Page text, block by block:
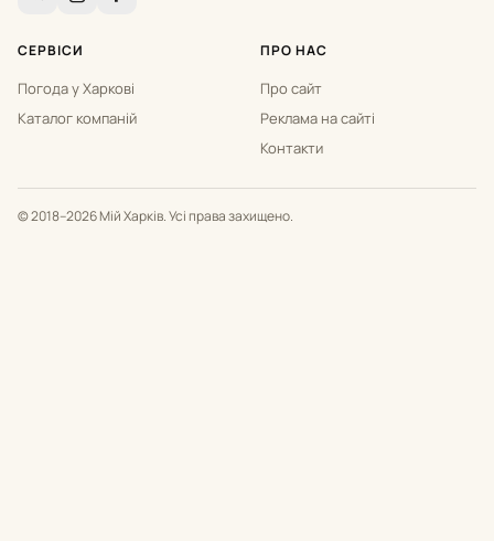
СЕРВІСИ
Погода у Харкові
Каталог компаній
ПРО НАС
Про сайт
Реклама на сайті
Контакти
© 2018–2026 Мій Харків. Усі права захищено.